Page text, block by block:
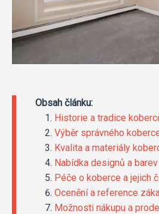
Obsah článku:
Historie a tradice
Výběr správného
Kvalita a materiály
Nabídka designů a barev
Péče o koberce a jejich
Ocenění a reference
Možnosti nákupu a